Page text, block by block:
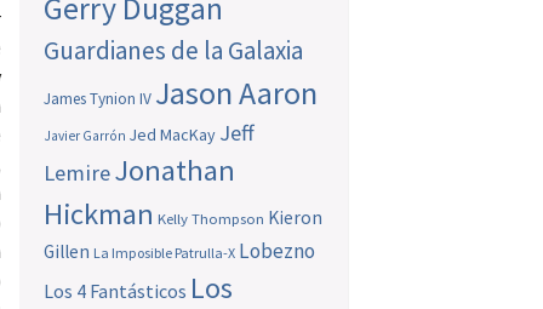
Gerry Duggan
Guardianes de la Galaxia
James Tynion IV Jason Aaron
Javier Garrón Jed MacKay Jeff
LemireJonathan
Hickman Kelly Thompson Kieron
Gillen La Imposible Patrulla-X Lobezno
Los 4 Fantásticos Los